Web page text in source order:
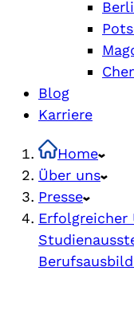
Blog
Karriere
Home
Über uns
Presse
Erfolgreicher